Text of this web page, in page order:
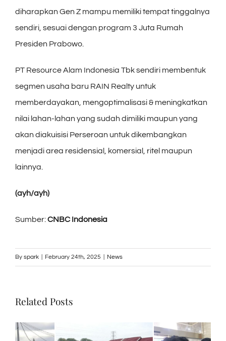
diharapkan Gen Z mampu memiliki tempat tinggalnya
sendiri, sesuai dengan program 3 Juta Rumah
Presiden Prabowo.
PT Resource Alam Indonesia Tbk sendiri membentuk
segmen usaha baru RAIN Realty untuk
memberdayakan, mengoptimalisasi & meningkatkan
nilai lahan-lahan yang sudah dimiliki maupun yang
akan diakuisisi Perseroan untuk dikembangkan
menjadi area residensial, komersial, ritel maupun
lainnya.
(ayh/ayh)
Sumber:CNBC Indonesia
By spark February 24th, 2025 News
Related Posts